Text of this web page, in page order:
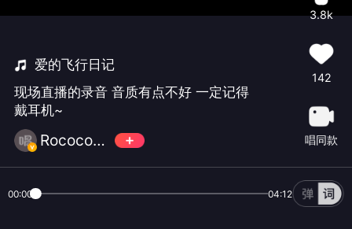
爱的飞行日记
现场直播的录音 音质有点不好 一定记得
戴耳机~
Rococo小晓🍪
3.8k
142
唱同款
00:00 04:12